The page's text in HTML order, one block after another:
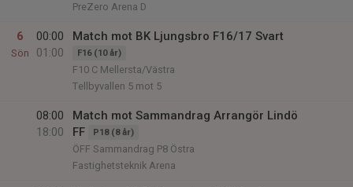
PreZero Arena D
6
Sön
00:00
01:00
Match mot BK Ljungsbro F16/17 Svart
F16 (10 år)
F10 C Mellersta/Västra
Tellbyvallen 5 mot 5
08:00
18:00
Match mot Sammandrag Arrangör Lindö
FF
P18 (8 år)
ÖFF Sammandrag P8 Östra
Fastighetsteknik Arena